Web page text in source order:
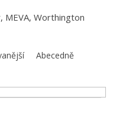
MEVA, Worthington
Abecedně